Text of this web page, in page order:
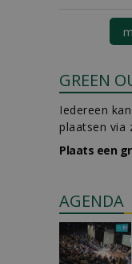
GREEN
Iedereen
plaatsen via
Plaats een
AGENDA